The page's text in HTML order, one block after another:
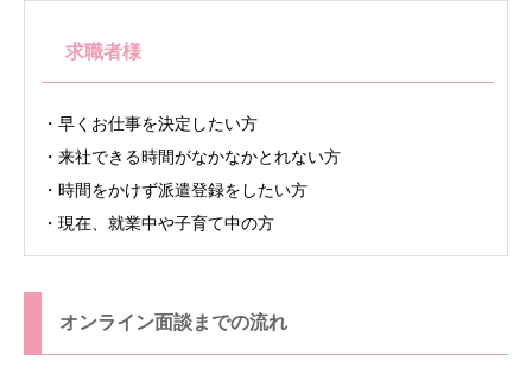
求職者様
・早くお仕事を決定したい方
・来社できる時間がなかなかとれない方
・時間をかけず派遣登録をしたい方
・現在、就業中や子育て中の方
オンライン面談までの流れ